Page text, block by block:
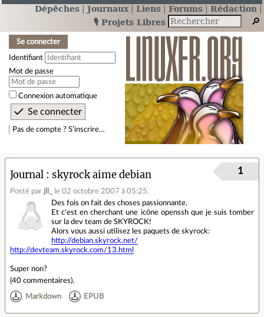
Dépêches Journaux Liens Forums
Rédaction
🎙️ Projets Libres
Se connecter
Identifiant
Mot de passe
Connexion automatique
Pas de compte ? S’inscrire…
Journal skyrock aime debian
Posté par jll_ le 02 octobre 2007 à 05:25.
1
Des fois on fait des choses passionnante.
Et c'est en cherchant une icône openssh que je suis tomber
sur la dev team de SKYROCK!
Alors vous aussi utilisez les paquets de skyrock:
http://debian.skyrock.net/
http://devteam.skyrock.com/13.html
Super non?
(40 commentaires).
Markdown EPUB